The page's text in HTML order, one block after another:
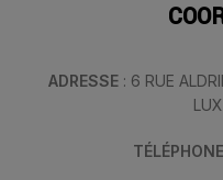
ADRESSE : 6 RUE
TÉLÉPHONE